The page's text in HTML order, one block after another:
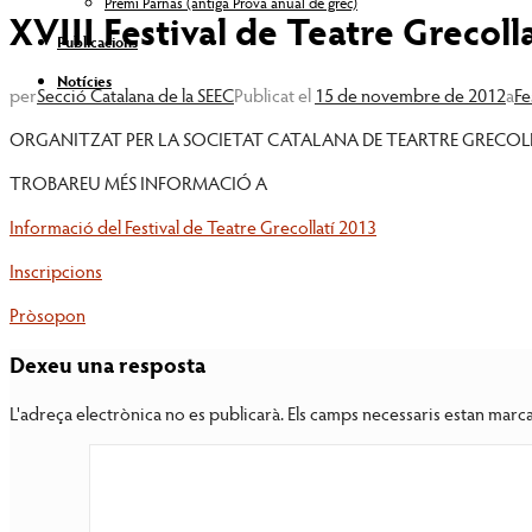
Publicacions
Notícies
XVIII Festival de Teatre
perSecció Catalana de la SEECPublicat el 15 de novembre de 2012a
ORGANITZAT PER LA SOCIETAT CATALANA DE TEARTRE
TROBAREU MÉS INFORMACIÓ A
Informació del Festival de Teatre Grecollatí 2013
Inscripcions
Pròsopon
Dexeu una resposta
L'adreça electrònica no es publicarà.Els camps necessaris estan